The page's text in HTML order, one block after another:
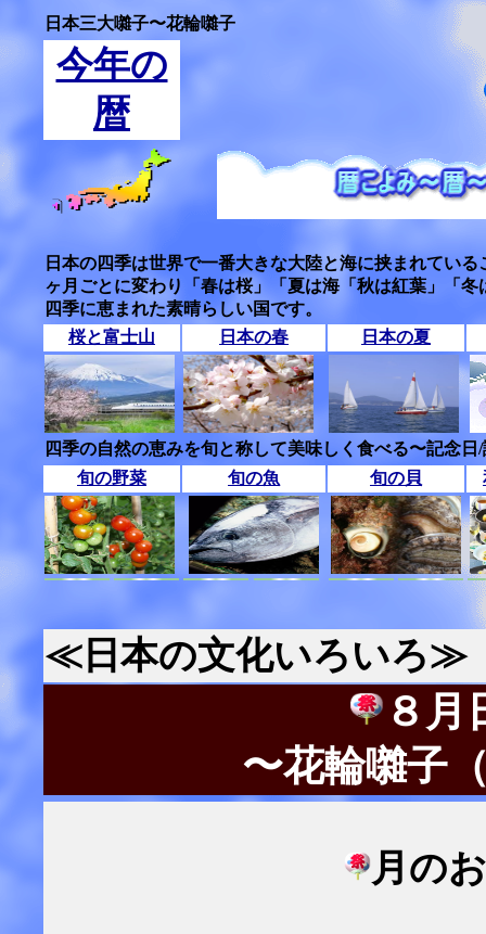
日本三大囃子〜花輪囃子
今年の
暦
日本の四季は世界で一番大きな大陸と海に挟まれてい
ヶ月ごとに変わり「春は桜」「夏は海「秋は紅葉」「
四季に恵まれた素晴らしい国です。
桜と富士山
日本の春 日本の夏
四季の自然の恵みを旬と称して美味しく食べる〜記念日
旬の野菜
旬の魚 旬の貝
≪日本の文化いろいろ≫
８月
〜花輪囃子
月の